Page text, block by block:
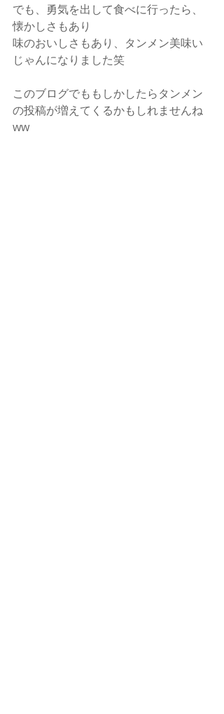
でも、勇気を出して食べに行ったら、
懐かしさもあり
味のおいしさもあり、タンメン美味い
じゃんになりました笑
このブログでももしかしたらタンメン
の投稿が増えてくるかもしれませんね
ww